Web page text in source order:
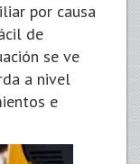
por causa
de
se ve
a nivel
e